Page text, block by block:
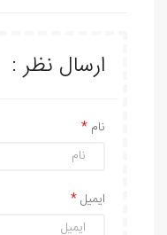
ارسال نظر :
نام
ایمیل